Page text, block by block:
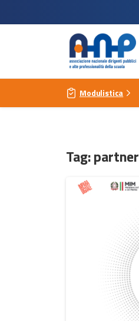
Modulistica
Tag:partner